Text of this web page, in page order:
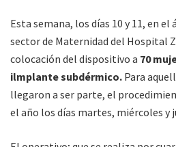
Esta semana, los días 10 y 11, en el
sector de Maternidad del Hospital
colocación del dispositivo a 70
ilmplante subdérmico. Para
llegaron a ser parte, el
el año los días martes, miércoles y